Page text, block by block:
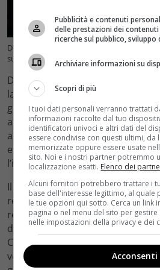
Da “Monterossi” a “Il migliore dei mondi”:
su Prime (velvetcinema.it) credits screen
Doppia uscita per il 3 Novembre,
la stagione 2 di“Invincible”
,
giovane Mark Grayson,
ad affrontare nuove minacce e
anche di“Amazing – Fabio De
e ilarità grazie all’indiscusso
l’iconico e amatissimo attore
Il 10 Novembre altri due titoli si
repertorio. Si tratta di “007:
reality che si ispira all’iconica
di
“Monterossi”,con la seconda
Carlo Monterossi indagare su di
verificatosi a Milano, in una delle
Pubblicità e contenuti
delle prestazioni dei contenuti
ricerche sul pubblico, sviluppo
Archiviare informazioni su
Scopri di più
I tuoi dati personali verranno trattati
informazioni raccolte dal tuo
identificatori univoci e altri dati del
essere condivise con questi ultimi, da
memorizzate oppure essere usate
sito. Noi e i nostri partner potremmo
localizzazione esatti. Elenco dei
Alcuni fornitori potrebbero trattare i
base dell'interesse legittimo, al
le tue opzioni qui sotto. Cerca un link
pagina o nel menu del sito per
nelle impostazioni della privacy e dei
Acconsenti